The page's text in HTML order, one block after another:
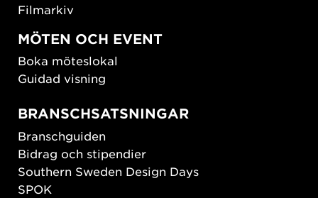
Filmarkiv
MÖTEN OCH EVENT
Boka möteslokal
Guidad visning
BRANSCHSATSNINGAR
Branschguiden
Bidrag och stipendier
Southern Sweden Design Days
SPOK